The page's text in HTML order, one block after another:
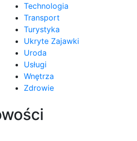
Technologia
Transport
Turystyka
Ukryte Zajawki
Uroda
Usługi
Wnętrza
Zdrowie